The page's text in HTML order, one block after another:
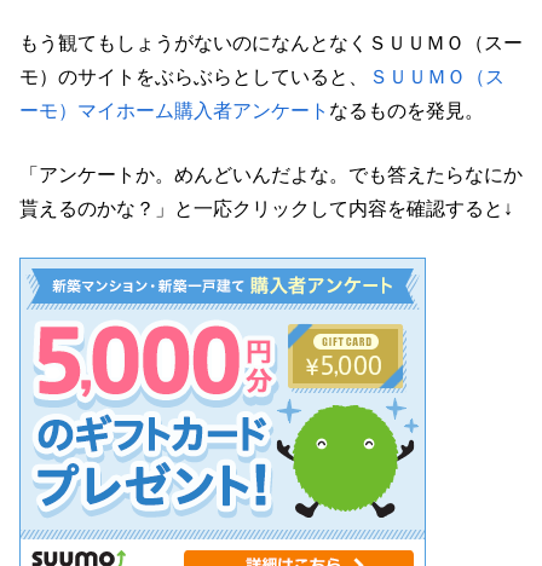
もう観てもしょうがないのになんとなくＳＵＵＭＯ（スー
モ）のサイトをぶらぶらとしていると、
ＳＵＵＭＯ（ス
ーモ）マイホーム購入者アンケート なるものを発見。
「アンケートか。めんどいんだよな。でも答えたらなにか
貰えるのかな？」と一応クリックして内容を確認すると↓